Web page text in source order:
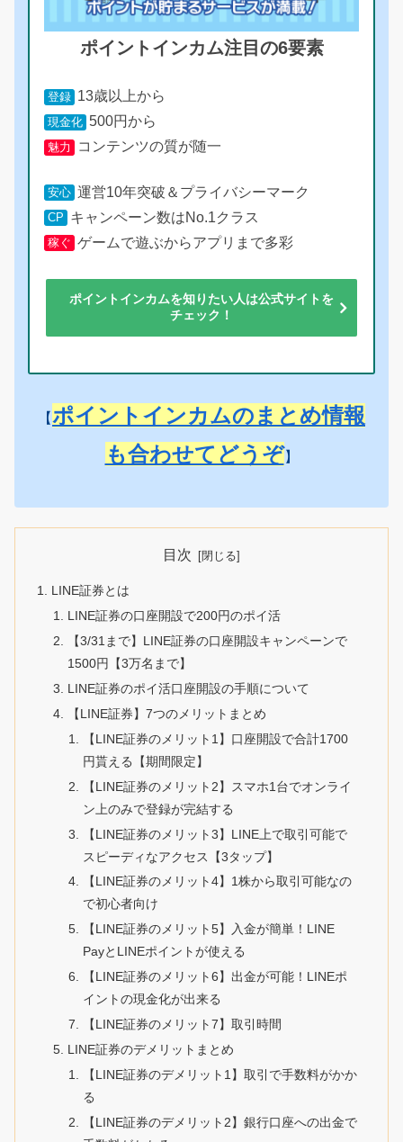
ポイントインカム注目の6要素
登録 13歳以上から
現金化 500円から
魅力 コンテンツの質が随一
安心 運営10年突破＆プライバシーマーク
CP キャンペーン数はNo.1クラス
稼ぐ ゲームで遊ぶからアプリまで多彩
ポイントインカムを知りたい人は公式サイトを
チェック！
【ポイントインカムのまとめ情報
も合わせてどうぞ 】
目次
LINE証券とは
LINE証券の口座開設で200円のポイ活
【3/31まで】LINE証券の口座開設キャンペーンで
1500円【3万名まで】
LINE証券のポイ活口座開設の手順について
【LINE証券】7つのメリットまとめ
【LINE証券のメリット1】口座開設で合計1700
円貰える【期間限定】
【LINE証券のメリット2】スマホ1台でオンライ
ン上のみで登録が完結する
【LINE証券のメリット3】LINE上で取引可能で
スピーディなアクセス【3タップ】
【LINE証券のメリット4】1株から取引可能なの
で初心者向け
【LINE証券のメリット5】入金が簡単！LINE
PayとLINEポイントが使える
【LINE証券のメリット6】出金が可能！LINEポ
イントの現金化が出来る
【LINE証券のメリット7】取引時間
LINE証券のデメリットまとめ
【LINE証券のデメリット1】取引で手数料がかか
る
【LINE証券のデメリット2】銀行口座への出金で